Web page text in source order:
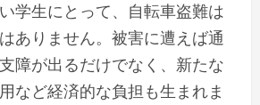
学生にとって、自転車盗難は
ありません。被害に遭えば通
障が出るだけでなく、新たな
など経済的な負担も生まれま